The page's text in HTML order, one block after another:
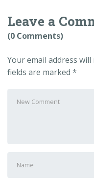
Leave a
(0 Comments)
Your email address
fields are marked *
comment*
and